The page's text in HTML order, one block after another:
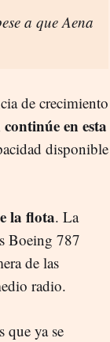
a que Aena
de crecimiento
en esta
disponible
la flota. La
Boeing 787
de las
radio.
que ya se